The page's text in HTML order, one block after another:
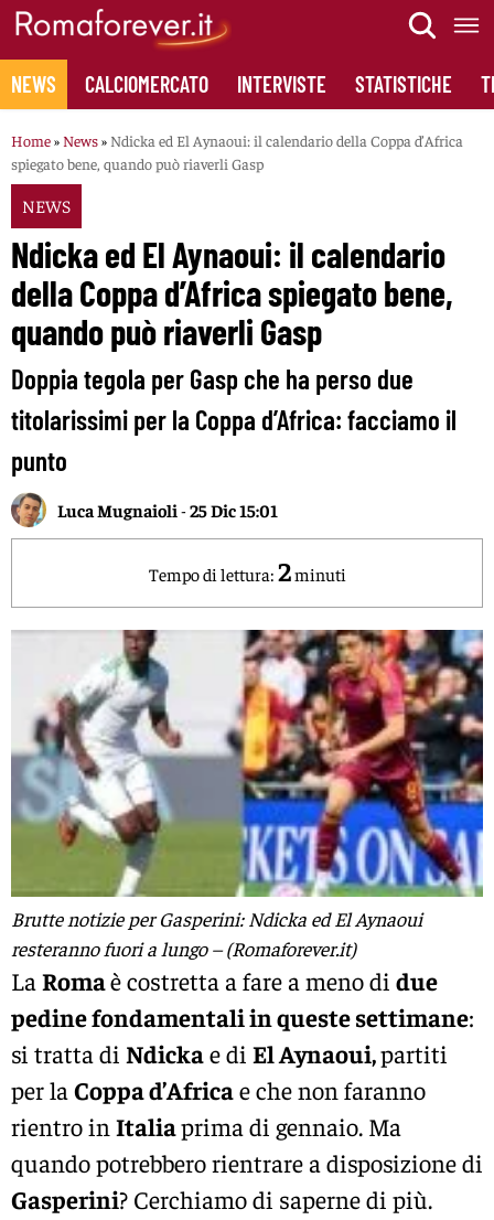
Skip
content
NEWS CALCIOMERCATO INTERVISTE STATISTICHE
Home» News» Ndicka ed El Aynaoui: il calendario della Coppa d’Africa
spiegato bene, quando può riaverli Gasp
NEWS
Ndicka ed El Aynaoui: il calendario
della Coppa d’Africa spiegato bene,
quando può riaverli Gasp
Doppia tegola per Gasp che ha perso due
titolarissimi per la Coppa d’Africa: facciamo il
punto
Luca Mugnaioli -25 Dic 15:01
Tempo di lettura: 2minuti
Brutte notizie per Gasperini: Ndicka ed El Aynaoui
resteranno fuori a lungo – (Romaforever.it)
La Romaè costretta a fare a meno di due
pedine fondamentali in queste settimane:
si tratta di Ndickae di El Aynaoui,partiti
per la Coppa d’Africae che non faranno
rientro in Italiaprima di gennaio. Ma
quando potrebbero rientrare a disposizione di
Gasperini? Cerchiamo di saperne di più.